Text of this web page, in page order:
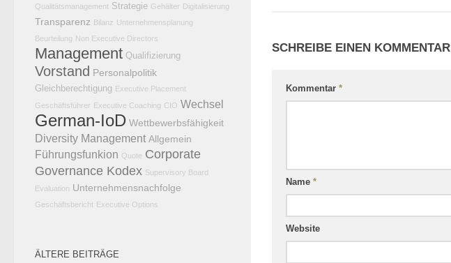
SCHREIBE EINEN KOMMENTAR
Kommentar *
Name *
Website
Qualitätsmanagement Strategie Gehälter Digitalisierung
Transparenz Bilanz Unternehmensplanung
Beurteilung Non Executive Directors
Management Qualifizierung
Vorstand Personalpolitik
Gleichberechtigung Executive Placement
Geschäftsführer Executive Coaching CIO Wechsel
German-IoD Wettbewerbsfähigkeit
Diversity Management Allgemein
Führungsfunkion Quote Corporate
Governance Kodex Supervisory Board
Evaluation Unternehmensnachfolge
Geschäftsbericht Executive Options
ÄLTERE BEITRÄGE